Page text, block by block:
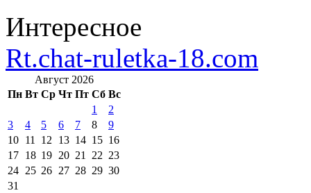
Интересное
Rt.chat-ruletka-18.com
Август 2026
Пн Вт Ср Чт Пт Сб Вс
1
2
3
4 5 6 7 8
9
10 11 12 13 14 15 16
17 18 19 20 21 22 23
24 25 26 27 28 29 30
31